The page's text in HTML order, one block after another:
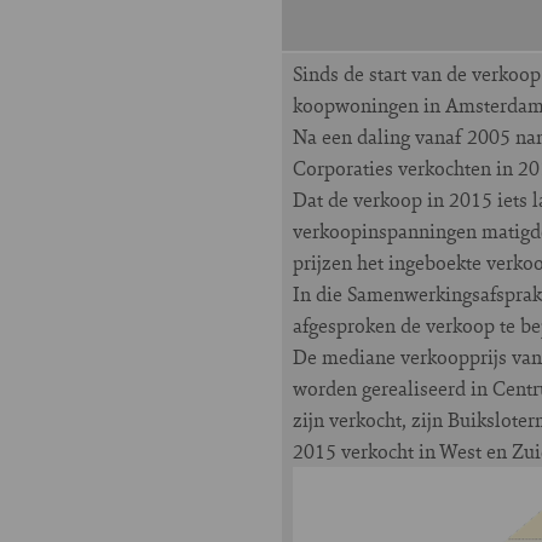
Sinds de start van de
koopwoningen in
Na een daling vanaf 2005
Corporaties verkochten in
Dat de verkoop in 2015 iets
verkoopinspanningen
prijzen het ingeboekte
In die
afgesproken de verkoop te
De mediane verkoopprijs
worden gerealiseerd in
zijn verkocht, zijn
2015 verkocht in West en